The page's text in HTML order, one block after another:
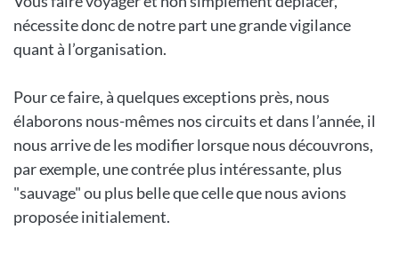
nécessite donc de notre part une grande vigilance
quant à l’organisation.
Pour ce faire, à quelques exceptions près, nous
élaborons nous-mêmes nos circuits et dans l’année, il
nous arrive de les modifier lorsque nous découvrons,
par exemple, une contrée plus intéressante, plus
"sauvage" ou plus belle que celle que nous avions
proposée initialement.